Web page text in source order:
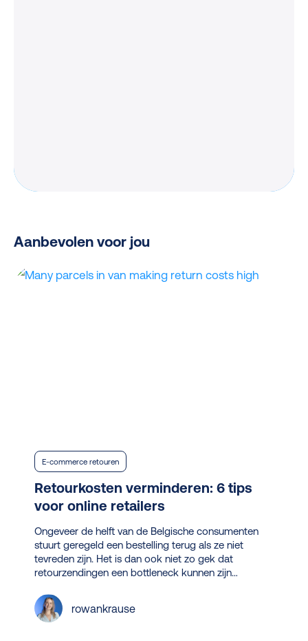
Aanbevolen voor jou
E-commerce retouren
Retourkosten
Retourkosten verminderen: 6 tips
voor online retailers
Ongeveer de helft van de Belgische consumenten
stuurt geregeld een bestelling terug als ze niet
tevreden zijn. Het is dan ook niet zo gek dat
retourzendingen een bottleneck kunnen zijn…
rowankrause